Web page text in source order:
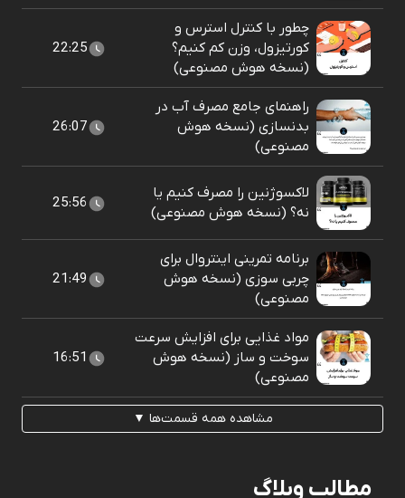
چطور با کنترل استرس و
کورتیزول، وزن کم کنیم؟
(نسخه هوش مصنوعی)
22:25
راهنمای جامع مصرف آب در
بدنسازی (نسخه هوش
مصنوعی)
26:07
لاکسوژنین را مصرف کنیم یا
نه؟ (نسخه هوش مصنوعی)
25:56
برنامه تمرینی اینتروال برای
چربی سوزی (نسخه هوش
مصنوعی)
21:49
مواد غذایی برای افزایش سرعت
سوخت و ساز (نسخه هوش
مصنوعی)
16:51
مشاهده همه قسمت‌ها ▼
مطالب وبلاگ